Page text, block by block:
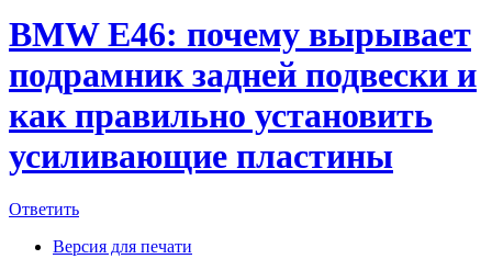
BMW E46: почему вырывает
подрамник задней подвески и
как правильно установить
усиливающие пластины
Ответить
Версия для печати